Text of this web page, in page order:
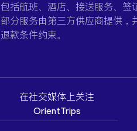
包括航班、酒店、接送服务、签
部分服务由第三方供应商提供，
退款条件约束。
在社交媒体上关注
OrientTrips